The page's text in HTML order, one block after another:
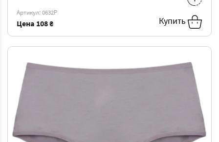
Артикул: 0632P
Цена 108 ₴ Купить
XXL